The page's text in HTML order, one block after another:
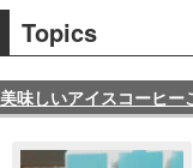
Topics
美味しいアイスコーヒー